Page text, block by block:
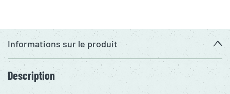
Informations sur le produit
Description